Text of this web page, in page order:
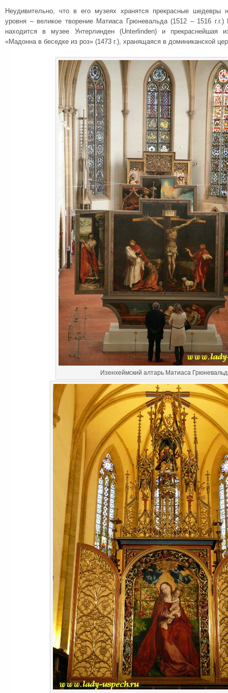
Неудивительно, что в его музеях хранятся прекрасные шедевры
уровня – великое творение Матиаса Грюневальда (1512 – 1516 г.г.)
находится в музее Унтерлинден (Unterlinden) и прекраснейшая
«Мадонна в беседке из роз» (1473 г.), хранящаяся в доминиканской
Изенхеймский алтарь Матиаса